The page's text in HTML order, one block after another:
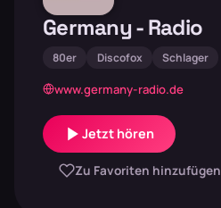
Germany - Radio
80er Discofox Schlager
www.germany-radio.de
Jetzt hören
Zu Favoriten hinzufügen